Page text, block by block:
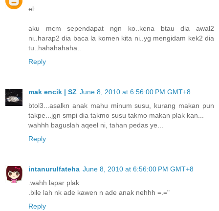
el:
aku mcm sependapat ngn ko..kena btau dia awal2
ni..harap2 dia baca la komen kita ni..yg mengidam kek2 dia
tu..hahahahaha..
Reply
mak encik | SZ June 8, 2010 at 6:56:00 PM GMT+8
btol3...asalkn anak mahu minum susu, kurang makan pun
takpe...jgn smpi dia takmo susu takmo makan plak kan...
wahhh baguslah aqeel ni, tahan pedas ye...
Reply
intanurulfateha June 8, 2010 at 6:56:00 PM GMT+8
.wahh lapar plak
.bile lah nk ade kawen n ade anak nehhh =.="
Reply